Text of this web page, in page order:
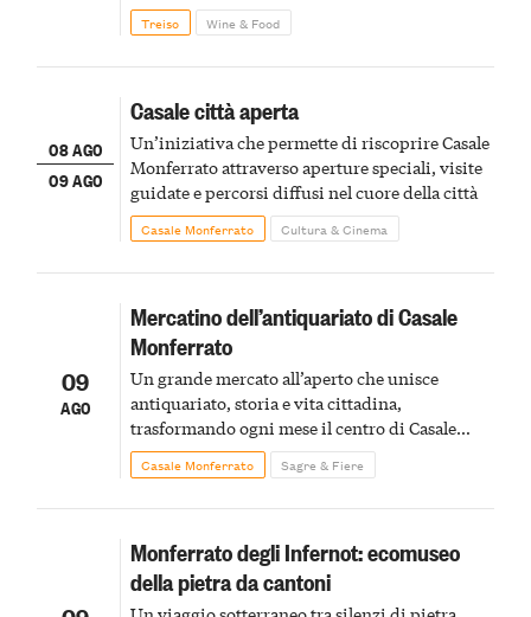
Treiso Wine & Food
08 AGO
09 AGO
Casale città aperta
Un’iniziativa che permette di riscoprire Casale
Monferrato attraverso aperture speciali, visite
guidate e percorsi diffusi nel cuore della città
Casale Monferrato Cultura & Cinema
09
AGO
Mercatino dell’antiquariato di Casale
Monferrato
Un grande mercato all’aperto che unisce
antiquariato, storia e vita cittadina,
trasformando ogni mese il centro di Casale
Monferrato in un luogo di scoperta e racconto
Casale Monferrato Sagre & Fiere
Monferrato degli Infernot: ecomuseo
della pietra da cantoni